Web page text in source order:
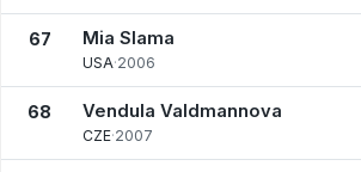
67 Mia Slama
USA·2006
68 Vendula Valdmannova
CZE·2007